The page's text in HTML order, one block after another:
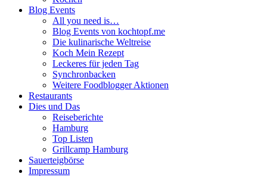
Blog Events
All you need is…
Blog Events von kochtopf.me
Die kulinarische Weltreise
Koch Mein Rezept
Leckeres für jeden Tag
Synchronbacken
Weitere Foodblogger Aktionen
Restaurants
Dies und Das
Reiseberichte
Hamburg
Top Listen
Grillcamp Hamburg
Sauerteigbörse
Impressum